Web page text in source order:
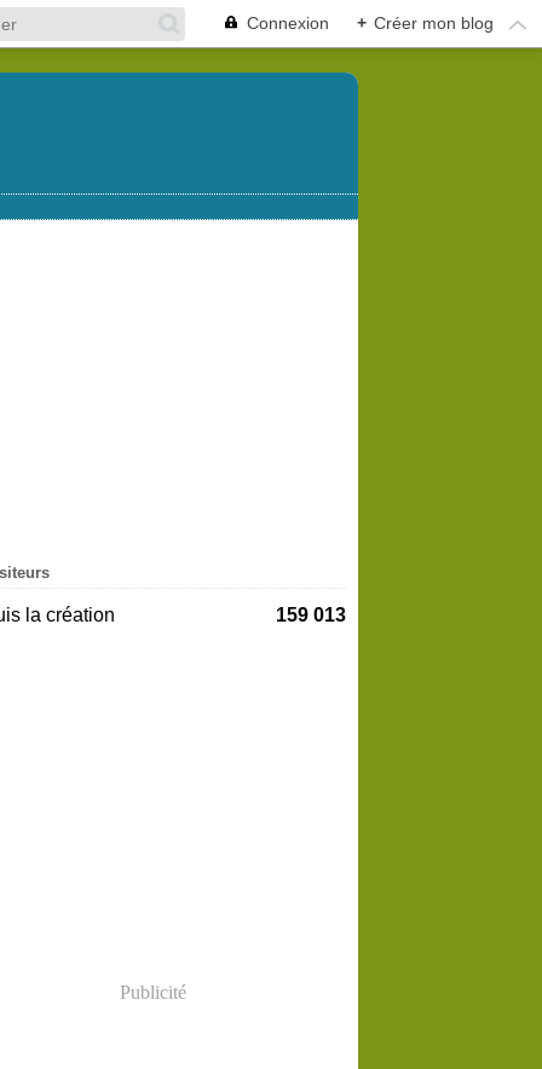
Connexion + Créer mon blog
la création 159 013
Publicité